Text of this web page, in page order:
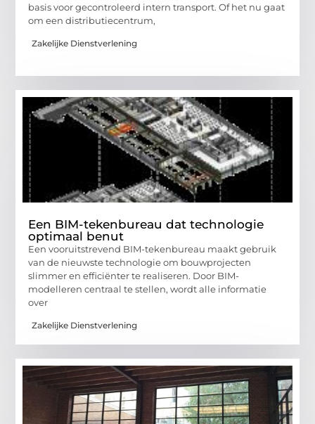
basis voor gecontroleerd intern transport. Of het nu gaat
om een distributiecentrum,
Zakelijke Dienstverlening
Een BIM-tekenbureau dat technologie
optimaal benut
Een vooruitstrevend BIM-tekenbureau maakt gebruik
van de nieuwste technologie om bouwprojecten
slimmer en efficiënter te realiseren. Door BIM-
modelleren centraal te stellen, wordt alle informatie
over
Zakelijke Dienstverlening